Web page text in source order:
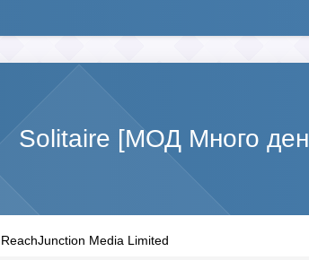
Solitaire [МОД Много
ReachJunction Media Limited